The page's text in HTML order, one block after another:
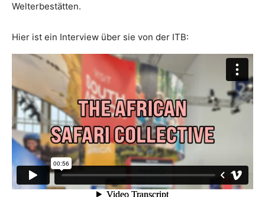
Welterbestätten.
Hier ist ein Interview über sie von der ITB:
In English:
SCHLAGWORTE Safari Südafrika Unterkunft
Vorheriger Artikel
Zu welcher Zeit am besten
nach Südafrika?
Nächster Artikel
KNYSNA AUSTERNFEST